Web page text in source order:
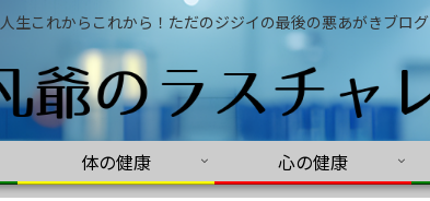
人生これからこれから！ただのジジイの最後の悪あがきブログ
体の健康 心の健康